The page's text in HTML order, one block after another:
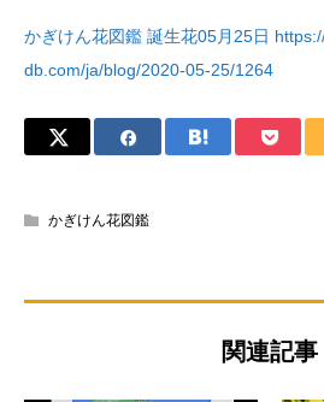
かぎけん花図鑑 誕生花05月25日
db.com/ja/blog/2020-05-25/1264
かぎけん花図鑑
関連記事